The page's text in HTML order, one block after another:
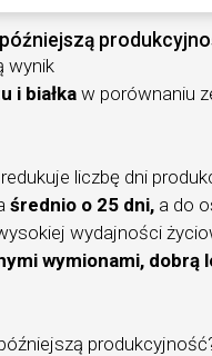
wynik
i białkaw porównaniu
redukuje liczbę dni
średnio o 25 dni, a do
wydajności
wymionami, dobrą